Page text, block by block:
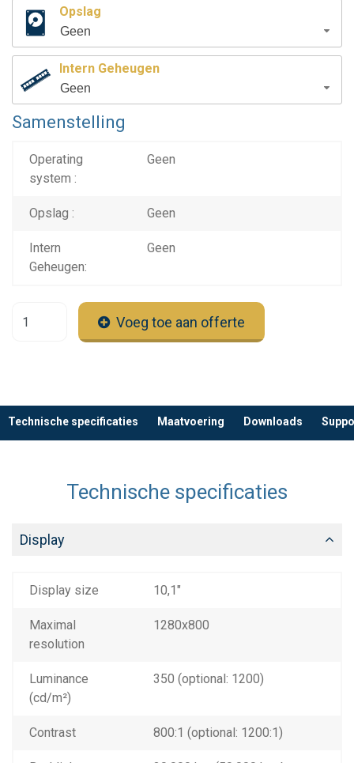
Opslag
Geen
Intern Geheugen
Geen
Samenstelling
Operating
system :
Geen
Opslag : Geen
Intern
Geheugen:
Geen
Voeg toe aan offerte
Technische specificaties Maatvoering Downloads
Technische specificaties
Display
Display size 10,1"
Maximal
resolution
1280x800
Luminance
(cd/m²)
350 (optional: 1200)
Contrast 800:1 (optional: 1200:1)